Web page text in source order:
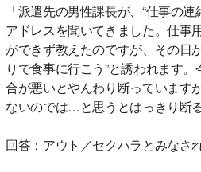
「派遣先の男性課長が、“仕事の
アドレスを聞いてきました。仕事
ができず教えたのですが、その日
りで食事に行こう”と誘われます
合が悪いとやんわり断っています
ないのでは…と思うとはっきり断
回答：アウト／セクハラとみなさ